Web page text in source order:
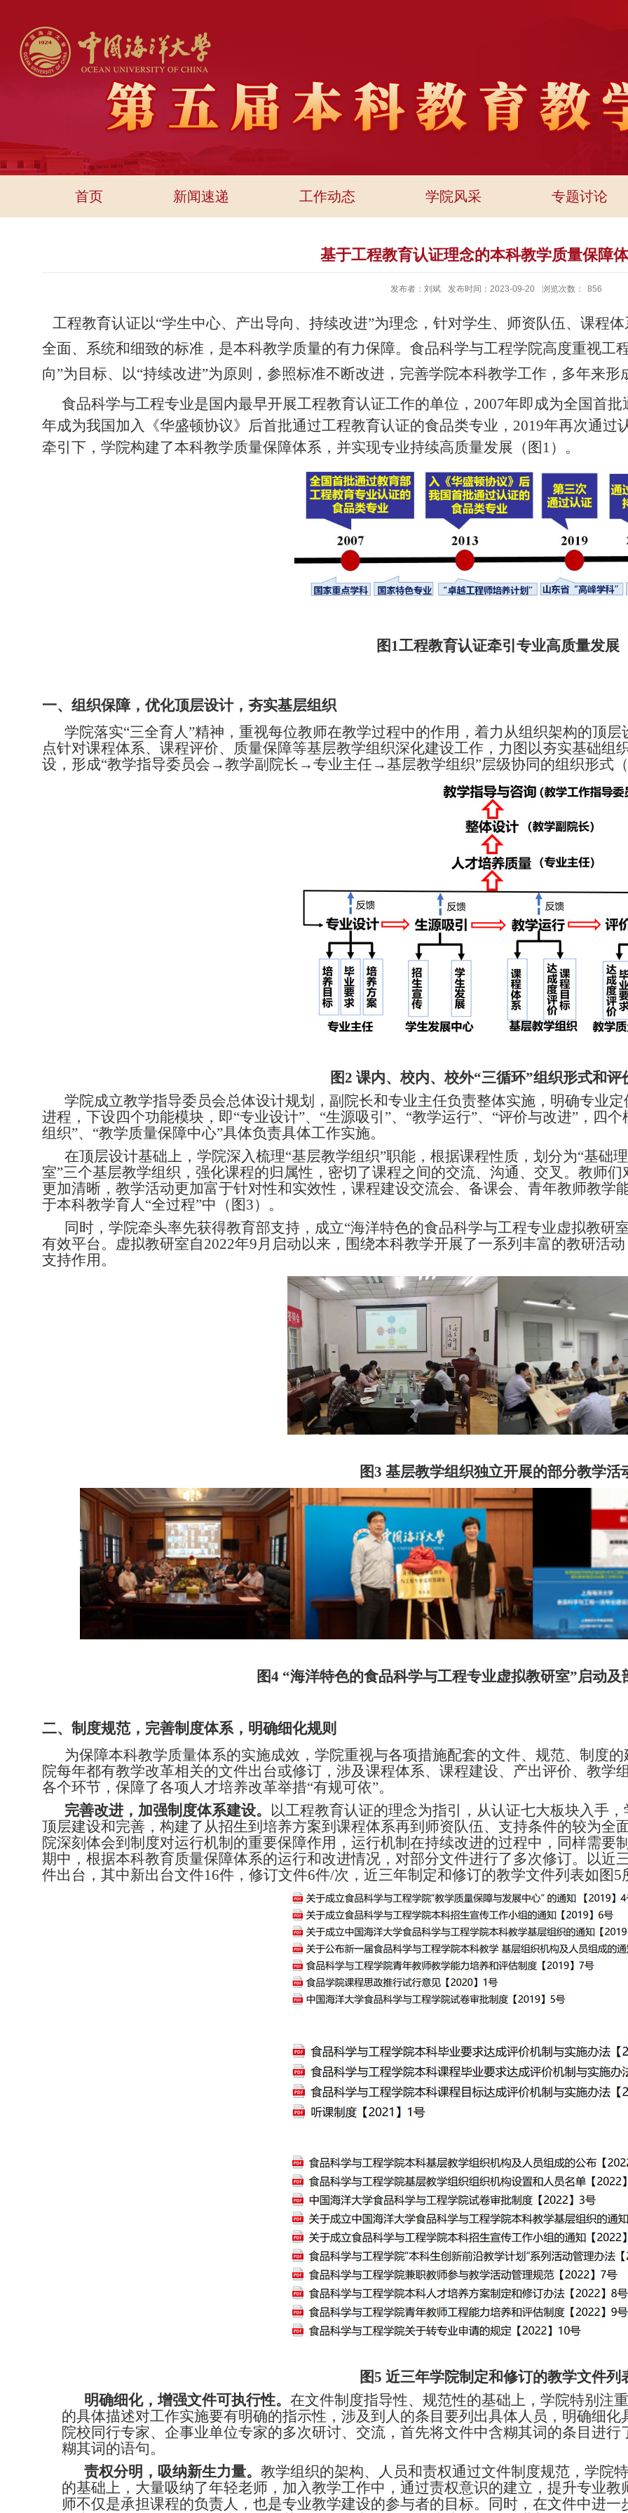
首页 新闻速递 工作动态 学院风采 专题讨论
基于工程教育认证理念的本科教学质量保障
发布者：刘斌 发布时间：2023-09-20 浏览次数： 856
工程教育认证以“学生中心、产出导向、持续改进”为理念，针对学生、师资队伍、课程
全面、系统和细致的标准，是本科教学质量的有力保障。食品科学与工程学院高度重视工
向”为目标、以“持续改进”为原则，参照标准不断改进，完善学院本科教学工作，多年来
食品科学与工程专业是国内最早开展工程教育认证工作的单位， 2007年即成为全国首批
年成为我国加入《华盛顿协议》后首批通过工程教育认证的食品类专业， 2019年再次通过
牵引下，学院构建了本科教学质量保障体系，并实现专业持续高质量发展（图 1）。
图1工程教育认证牵引专业高质量发展
一、组织保障，优化顶层设计，夯实基层组织
学院落实“三全育人”精神，重视每位教师在教学过程中的作用，着力从组织架构的顶
点针对课程体系、课程评价、质量保障等基层教学组织深化建设工作，力图以夯实基础组
设，形成“教学指导委员会→教学副院长→专业主任→基层教学组织”层级协同的组织形式
图2 课内、校内、校外“三循环”组织形式和评
学院成立教学指导委员会总体设计规划，副院长和专业主任负责整体实施，明确专业
进程，下设四个功能模块，即“专业设计”、“生源吸引”、“教学运行”、“评价与改进”，四
组织”、“教学质量保障中心”具体负责具体工作实施。
在顶层设计基础上，学院深入梳理“基层教学组织”职能，根据课程性质，划分为“基础
室”三个基层教学组织，强化课程的归属性，密切了课程之间的交流、沟通、交叉。教师
更加清晰，教学活动更加富于针对性和实效性，课程建设交流会、备课会、青年教师教学
于本科教学育人“全过程”中（图3）。
同时，学院牵头率先获得教育部支持，成立“海洋特色的食品科学与工程专业虚拟教研
有效平台。虚拟教研室自2022年9月启动以来，围绕本科教学开展了一系列丰富的教研活
支持作用。
图3 基层教学组织独立开展的部分教学活
图4 “海洋特色的食品科学与工程专业虚拟教研室”启动及
二、制度规范，完善制度体系，明确细化规则
为保障本科教学质量体系的实施成效 ，学院重视与各项措施配套的文件、 规范、 制度的
院每年都有教学改革相关的文件出台或修订，涉及课程体系、课程建设、产出评价、教学
各个环节，保障了各项人才培养改革举措“有规可依”。
完善改进，加强制度体系建设。
以工程教育认证的理念为指引，从认证七大板块入手
顶层建设和完善，构建了从招生到培养方案到课程体系再到师资队伍、支持条件的较为全
院深刻体会到制度对运行机制的重要保障作用，运行机制在持续改进的过程中，同样需要
期中，根据本科教育质量保障体系的运行和改进情况，对部分文件进行了多次修订。以近
件出台，其中新出台文件16件，修订文件6件/次，近三年制定和修订的教学文件列表如图5
图5 近三年学院制定和修订的教学文件列
明确细化，增强文件可执行性。 在文件制度指导性、规范性的基础上，学院特别注
的具体描述对工作实施要有明确的指示性，涉及到人的条目要列出具体人员，明确细
院校同行专家、企事业单位专家的多次研讨、交流，首先将文件中含糊其词的条目进
糊其词的语句。
责权分明，吸纳新生力量。 教学组织的架构、人员和责权通过文件制度规范，学院
的基础上，大量吸纳了年轻老师，加入教学工作中，通过责权意识的建立，提升专业
师不仅是承担课程的负责人，也是专业教学建设的参与者的目标。同时，在文件中进